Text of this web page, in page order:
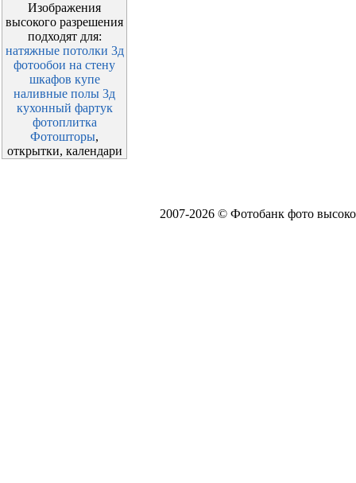
Изображения
высокого разрешения
подходят для:
натяжные потолки 3д
фотообои на стену
шкафов купе
наливные полы 3д
кухонный фартук
фотоплитка
Фотошторы,
открытки, календари
2007-2026 © Фотобанк фото